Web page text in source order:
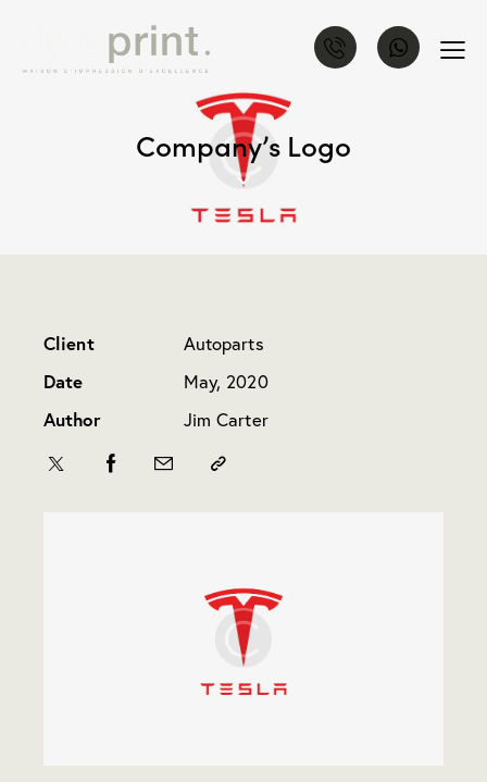
Company’s Logo
Client
Autoparts
Date
May, 2020
Author
Jim Carter